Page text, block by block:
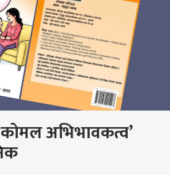
अभिभावकत्व’